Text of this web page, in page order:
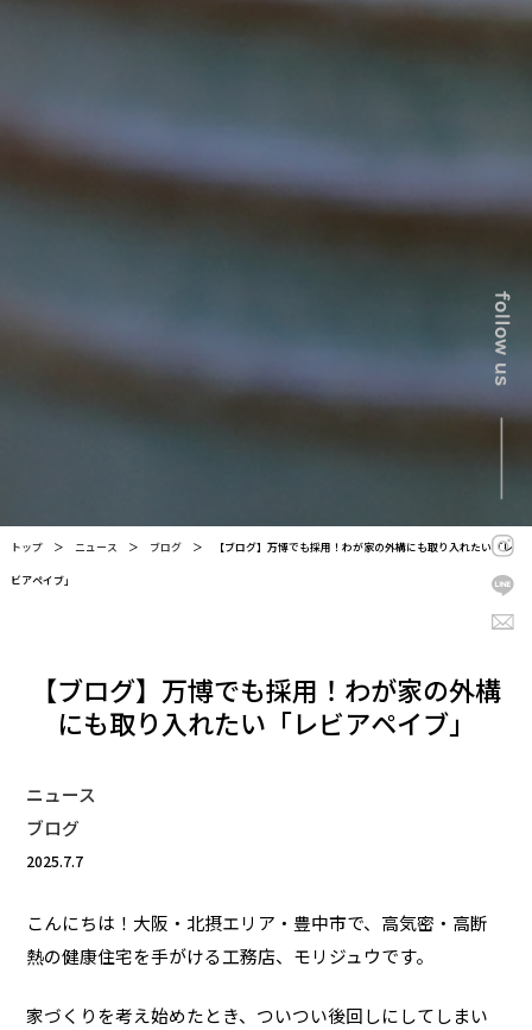
トップ＞ ニュース ＞ ブログ＞ 【ブログ】万博でも採用！わが家の外構にも取り入れたい「レ
ビアペイブ」
【ブログ】万博でも採用！わが家の外構
にも取り入れたい「レビアペイブ」
ニュース
ブログ
2025.7.7
こんにちは！大阪・北摂エリア・豊中市で、高気密・高断
熱の健康住宅を手がける工務店、モリジュウです。
家づくりを考え始めたとき、ついつい後回しにしてしまい